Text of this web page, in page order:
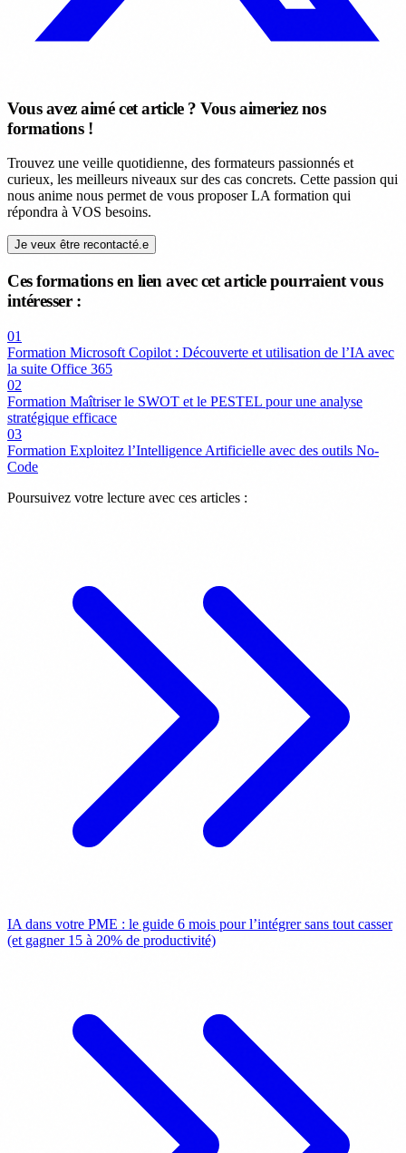
Vous avez aimé cet article ? Vous aimeriez nos
formations !
Trouvez une veille quotidienne, des formateurs passionnés et
curieux, les meilleurs niveaux sur des cas concrets. Cette passion qui
nous anime nous permet de vous proposer LA formation qui
répondra à VOS besoins.
Je veux être recontacté.e
Ces formations en lien avec cet article pourraient vous
intéresser :
01
Formation Microsoft Copilot : Découverte et utilisation de l’IA avec
la suite Office 365
02
Formation Maîtriser le SWOT et le PESTEL pour une analyse
stratégique efficace
03
Formation Exploitez l’Intelligence Artificielle avec des outils No-
Code
Poursuivez votre lecture avec ces articles :
IA dans votre PME : le guide 6 mois pour l’intégrer sans tout casser
(et gagner 15 à 20% de productivité)